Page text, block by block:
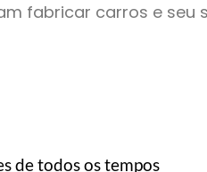
fabricar carros e seu
de todos os tempos